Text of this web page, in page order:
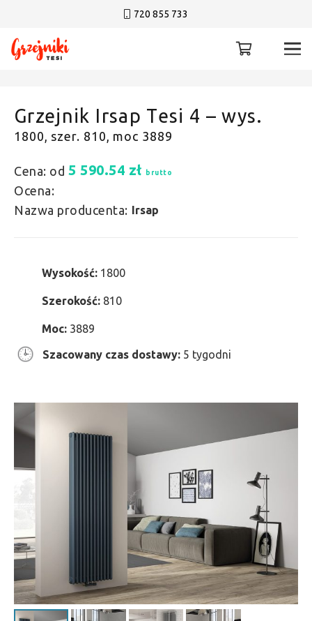
720 855 733
Grzejnik Irsap Tesi 4 – wys.
1800, szer. 810, moc 3889
Cena: od 5 590.54 zł brutto
Ocena:
Nazwa producenta: Irsap
Wysokość: 1800
Szerokość: 810
Moc: 3889
Szacowany czas dostawy: 5 tygodni